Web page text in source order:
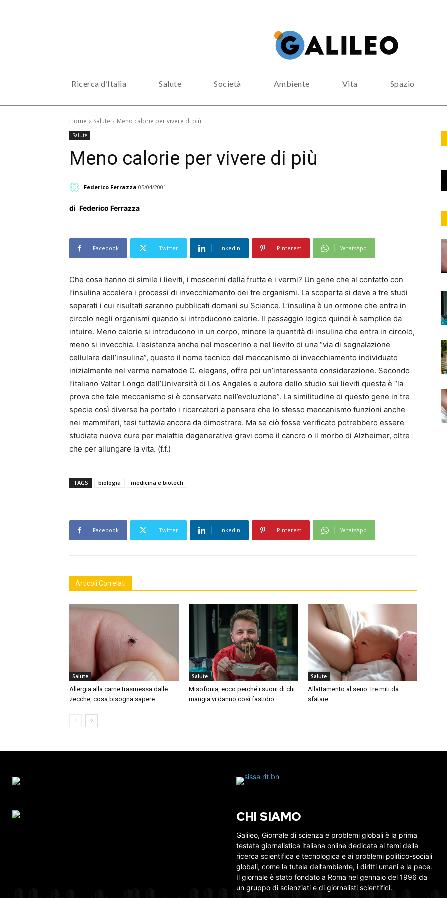
Ricerca d’Italia Salute Società Ambiente Vita Spazio
Home Salute Meno calorie per vivere di più
Salute
Meno calorie per vivere di più
Federico Ferrazza 05/04/2001
di Federico Ferrazza
Facebook Twitter Linkedin Pinterest WhatsApp
Che cosa hanno di simile i lieviti, i moscerini della frutta e i vermi? Un gene che al contatto con
l’insulina accelera i processi di invecchiamento dei tre organismi. La scoperta si deve a tre studi
separati i cui risultati saranno pubblicati domani su Science. L’insulina è un ormone che entra in
circolo negli organismi quando si introducono calorie. Il passaggio logico quindi è semplice da
intuire. Meno calorie si introducono in un corpo, minore la quantità di insulina che entra in circolo,
meno si invecchia. L’esistenza anche nel moscerino e nel lievito di una “via di segnalazione
cellulare dell’insulina”, questo il nome tecnico del meccanismo di invecchiamento individuato
inizialmente nel verme nematode C. elegans, offre poi un’interessante considerazione. Secondo
l’italiano Valter Longo dell’Università di Los Angeles e autore dello studio sui lieviti questa è “la
prova che tale meccanismo si è conservato nell’evoluzione”. La similitudine di questo gene in tre
specie così diverse ha portato i ricercatori a pensare che lo stesso meccanismo funzioni anche
nei mammiferi, tesi tuttavia ancora da dimostrare. Ma se ciò fosse verificato potrebbero essere
studiate nuove cure per malattie degenerative gravi come il cancro o il morbo di Alzheimer, oltre
che per allungare la vita. (f.f.)
TAGS biologia medicina e biotech
Facebook Twitter Linkedin Pinterest WhatsApp
Articoli Correlati
Salute
Allergia alla carne trasmessa dalle
zecche, cosa bisogna sapere
Salute
Misofonia, ecco perché i suoni di chi
mangia vi danno così fastidio
Salute
Allattamento al seno: tre miti da
sfatare
CHI SIAMO
Galileo, Giornale di scienza e problemi globali è la prima
testata giornalistica italiana online dedicata ai temi della
ricerca scientifica e tecnologica e ai problemi politico-sociali
globali, come la tutela dell’ambiente, i diritti umani e la pace.
Il giornale è stato fondato a Roma nel gennaio del 1996 da
un gruppo di scienziati e di giornalisti scientifici.